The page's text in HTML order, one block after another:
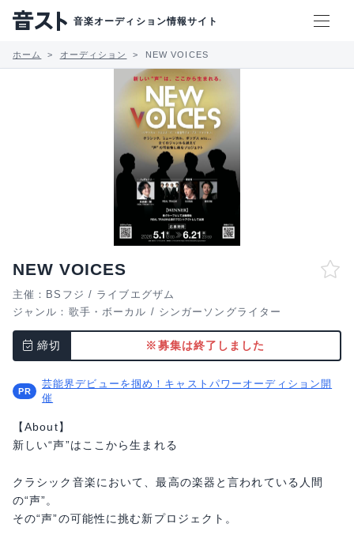
音楽オーディション情報サイト
ホーム オーディション NEW VOICES
NEW VOICES
主催：BSフジ / ライブエグザム
ジャンル： 歌手・ボーカル / シンガーソングライター
締切 ※募集は終了しました
芸能界デビューを掴め！キャストパワーオーディション開
催
【About】
新しい“声”はここから⽣まれる
クラシック⾳楽において、最⾼の楽器と⾔われている⼈間
の“声”。
その“声”の可能性に挑む新プロジェクト。